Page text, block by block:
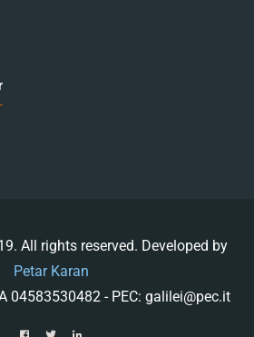
All rights reserved. Developed by
Petar Karan
04583530482 - PEC: galilei@pec.it